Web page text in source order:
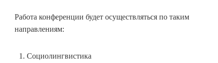
Работа конференции будет осуществляться по таким
направлениям:
Социолингвистика